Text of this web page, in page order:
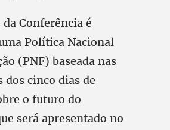
Conferência é
Política Nacional
(PNF) baseada nas
dos cinco dias de
o futuro do
será apresentado no